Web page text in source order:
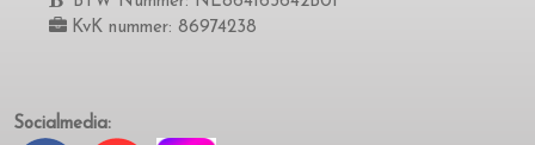
KvK nummer: 86974238
Socialmedia: